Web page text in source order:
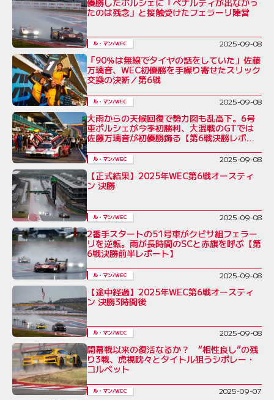
たのは残念」と接触受けたフェラーリ陣営
ル・マン/WEC 2025-09-08
「90％は無線でタイヤの話をしていた」佐藤
万璃音、WEC初優勝を手繰り寄せたスリック
交換の決断／第6戦
ル・マン/WEC 2025-09-08
大雨からの天候回復で勢力図も乱高下。6号
車ポルシェが今季初勝利、大混戦のGTでは
佐藤万璃音が初優勝飾る【第6戦決勝レポー
ル・マン/WEC 2025-09-08
【正式結果】2025年WEC第6戦オースティ
ン 決勝
ル・マン/WEC 2025-09-08
2番手スタートの51号車がクビサ組フェラー
リを逆転。雨が長時間のSCと赤旗を呼ぶ【第
6戦決勝前半レポート】
ル・マン/WEC 2025-09-08
【途中経過】2025年WEC第6戦オースティ
ン 決勝3時間後
ル・マン/WEC 2025-09-08
開幕戦以来の復活なるか？ “相性良し”の残
り3戦、虎視眈々とタイトル狙うシボレー・
コルベット
ル・マン/WEC 2025-09-07